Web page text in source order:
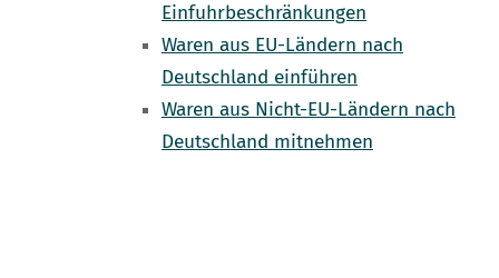
Einfuhrbeschränkungen
Waren aus EU-Ländern nach
Deutschland einführen
Waren aus Nicht-EU-Ländern nach
Deutschland mitnehmen